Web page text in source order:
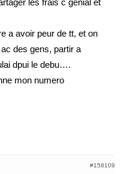
les frais c genial et
a avoir peur de tt, et on
des gens, partir a
dpui le debu….
mon numero
#158109